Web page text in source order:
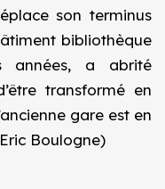
son terminus
bibliothèque
années, a abrité
transformé en
gare est en
Boulogne)